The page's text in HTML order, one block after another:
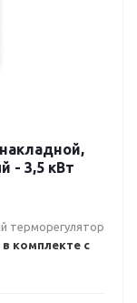
- 3,5 кВт
терморегулятор
в комплекте с